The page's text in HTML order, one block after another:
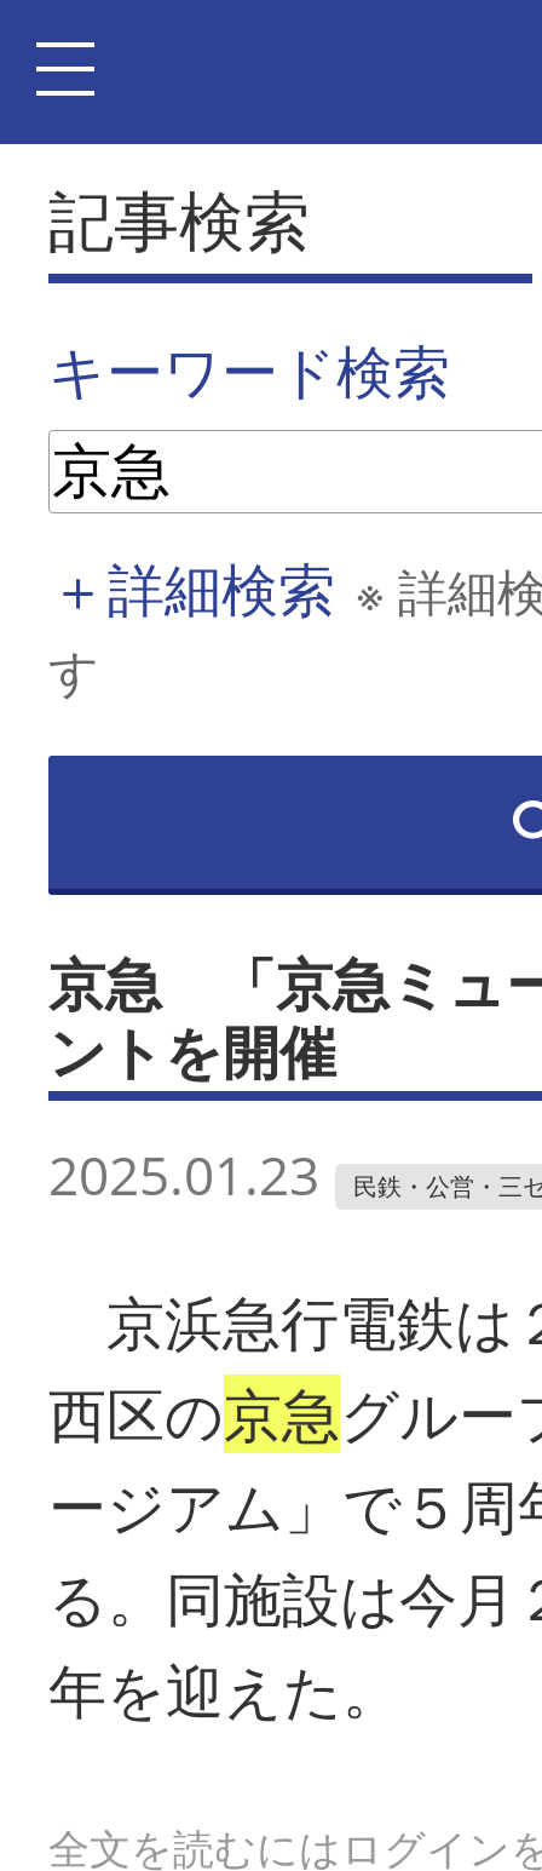
記事検索
キーワード検索
＋詳細検索 ※ 詳細
す
京急 「京急ミュ
ントを開催
2025.01.23 民鉄・公営・三
京浜急行電鉄は
西区の京急グルー
ージアム」で５
る。同施設は今
年を迎えた。
全文を読むにはログイン